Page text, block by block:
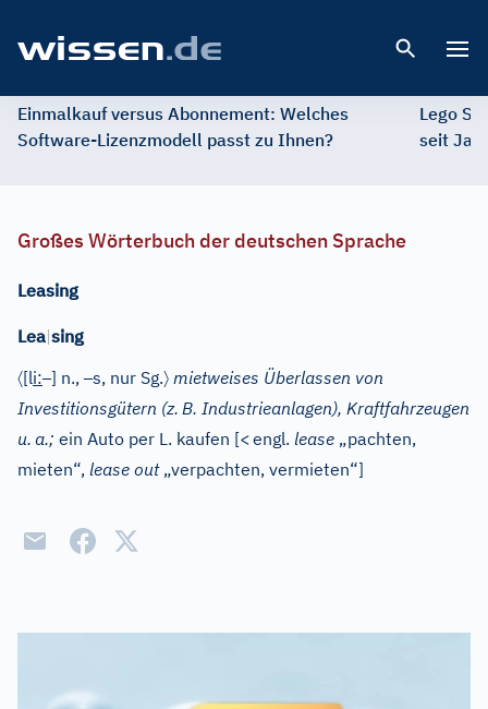
Einmalkauf versus Abonnement: Welches
Software-Lizenzmodell passt zu Ihnen?
Lego
seit
Großes Wörterbuch der deutschen Sprache
Leasing
Lea|sing
〈[li:–] n.,–s, nur Sg.〉 mietweises Überlassen von
Investitionsgütern (z. B. Industrieanlagen), Kraftfahrzeugen
u. a.; ein Auto per L. kaufen [<engl. lease „pachten,
mieten“, lease out„verpachten, vermieten“]